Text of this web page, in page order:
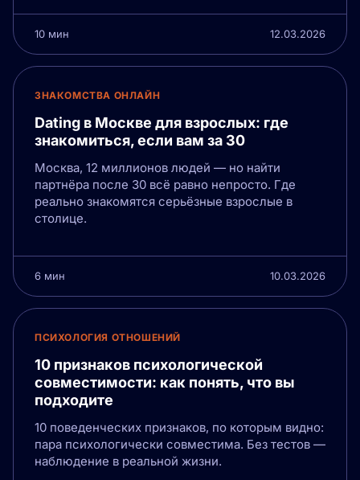
10 мин 12.03.2026
ЗНАКОМСТВА ОНЛАЙН
Dating в Москве для взрослых: где
знакомиться, если вам за 30
Москва, 12 миллионов людей — но найти
партнёра после 30 всё равно непросто. Где
реально знакомятся серьёзные взрослые в
столице.
6 мин 10.03.2026
ПСИХОЛОГИЯ ОТНОШЕНИЙ
10 признаков психологической
совместимости: как понять, что вы
подходите
10 поведенческих признаков, по которым видно:
пара психологически совместима. Без тестов —
наблюдение в реальной жизни.